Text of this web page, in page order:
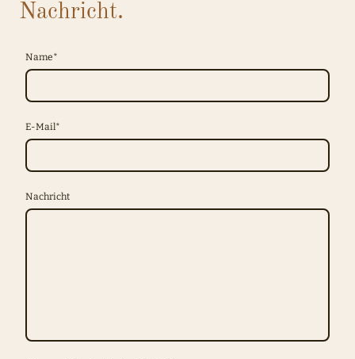
Nachricht.
Name*
E-Mail*
Nachricht